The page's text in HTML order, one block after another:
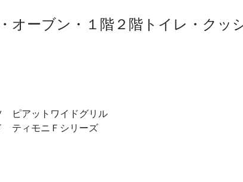
オーブン・１階２階トイレ・クッ
ピアットワイドグリル
ティモニＦシリーズ